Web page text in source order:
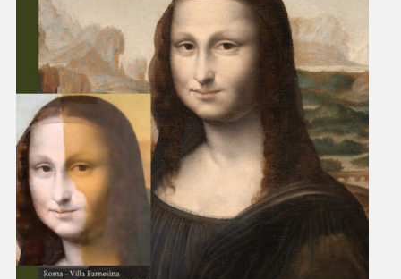
La Villa
Storia
Raffaello a Villa Farnesina
Percorso di visita
Giardini Storici
Mappa della Villa
Visita